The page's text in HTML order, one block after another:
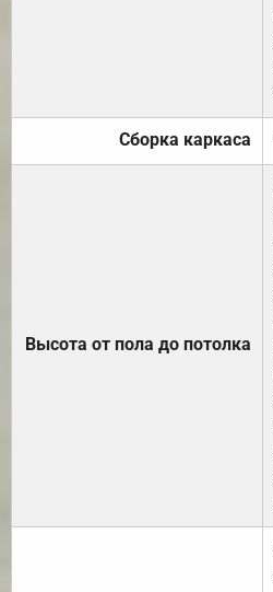
Сборка каркаса
Высота от пола до потолка